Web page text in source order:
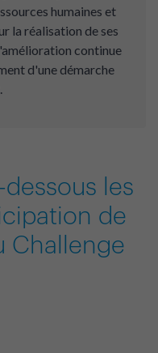
humaines et
la réalisation de ses
continue
d'une démarche
les
de
Challenge